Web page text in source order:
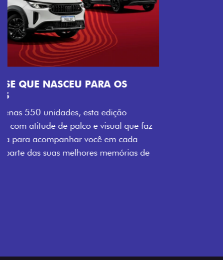
VISUAL COM ENERGIA LOLLABR
Se liga no que compõe a identidade exclusiva do
festival: série numerada, adesivo lateral LollaBR e a
soleira temática que reforçam a exclusividade,
enquanto os detalhes escurecidos, o teto bicolor e as
rodas de liga-leve aro 16” em preto brilhante
Previous
Next
Próximo